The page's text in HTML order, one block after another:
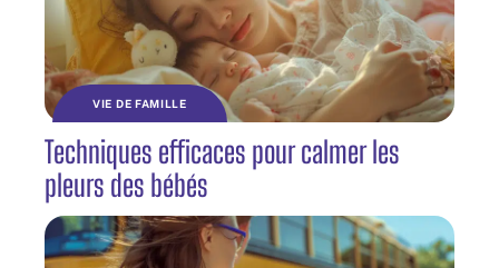
VIE DE FAMILLE
Techniques efficaces pour calmer les
pleurs des bébés